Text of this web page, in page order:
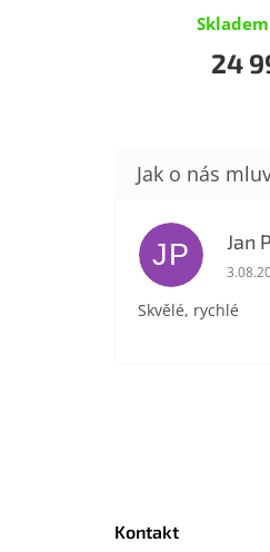
24
JP Jan
Skvělé, rychlé
Kontakt